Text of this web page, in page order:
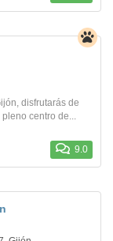
disfrutarás de
centro de...
9.0